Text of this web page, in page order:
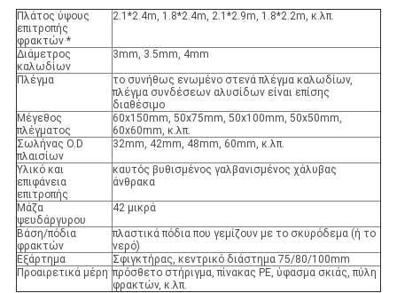
Πλάτος ύψους
επιτροπής
φρακτών *
2.1*2.4m, 1.8*2.4m, 2.1*2.9m, 1.8*2.2m, κ.λπ.
Διάμετρος
καλωδίων
3mm, 3.5mm, 4mm
Πλέγμα
το συνήθως ενωμένο στενά πλέγμα καλωδίων,
πλέγμα συνδέσεων αλυσίδων είναι επίσης
διαθέσιμο
Μέγεθος
πλέγματος
60x150mm, 50x75mm, 50x100mm, 50x50mm,
60x60mm, κ.λπ.
Σωλήνας O.D
πλαισίων
32mm, 42mm, 48mm, 60mm, κ.λπ.
Υλικό και
επιφάνεια
επιτροπής
καυτός βυθισμένος γαλβανισμένος χάλυβας
άνθρακα
Μάζα
ψευδάργυρου
42 μικρά
Βάση/πόδια
φρακτών
πλαστικά πόδια που γεμίζουν με το σκυρόδεμα (ή το
νερό)
Εξάρτημα
Σφιγκτήρας, κεντρικό διάστημα 75/80/100mm
Προαιρετικά μέρη πρόσθετο στήριγμα, πίνακας PE, ύφασμα σκιάς, πύλη
φρακτών, κ.λπ.